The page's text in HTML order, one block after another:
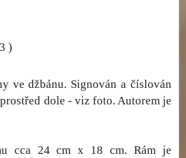
)
ve džbánu. Signován a číslován
dole - viz foto. Autorem je
cca 24 cm x 18 cm. Rám je